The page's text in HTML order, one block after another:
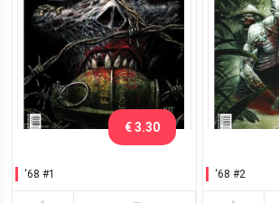
‘68 #1
€ 3.30
‘68 #2